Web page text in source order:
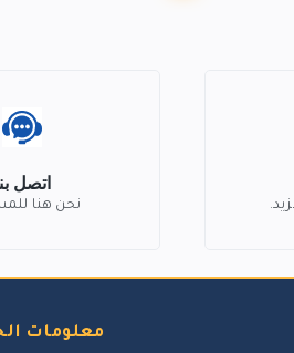
اتصل
نحن هنا
معلومات